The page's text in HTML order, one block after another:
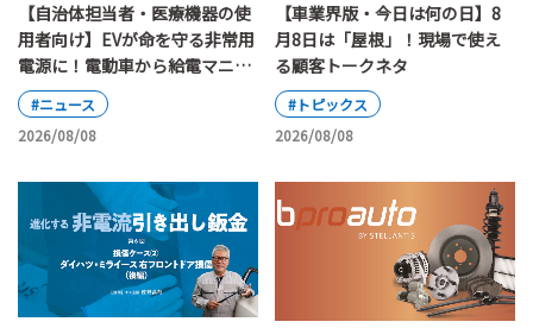
【自治体担当者・医療機器の使
用者向け】EVが命を守る非常用
電源に！電動車から給電マニュ
アルの改定ポイント
#ニュース
2026/08/08
【車業界版・今日は何の日】8
月8日は「屋根」！現場で使え
る顧客トークネタ
#トピックス
2026/08/08